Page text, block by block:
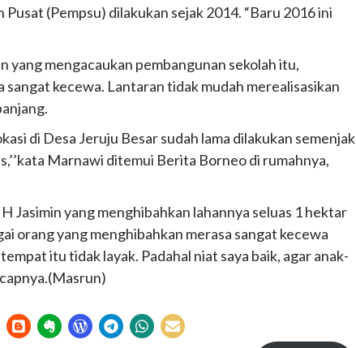
(Pempsu) dilakukan sejak 2014. “Baru 2016 ini
yang mengacaukan pembangunan sekolah itu,
kecewa. Lantaran tidak mudah merealisasikan
di Desa Jeruju Besar sudah lama dilakukan semenjak
Marnawi ditemui Berita Borneo di rumahnya,
Jasimin yang menghibahkan lahannya seluas 1 hektar
orang yang menghibahkan merasa sangat kecewa
itu tidak layak. Padahal niat saya baik, agar anak-